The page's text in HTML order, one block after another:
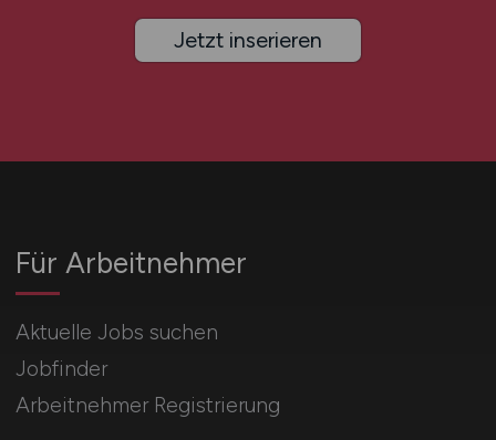
Jetzt inserieren
Für Arbeitnehmer
Aktuelle Jobs suchen
Jobfinder
Arbeitnehmer Registrierung